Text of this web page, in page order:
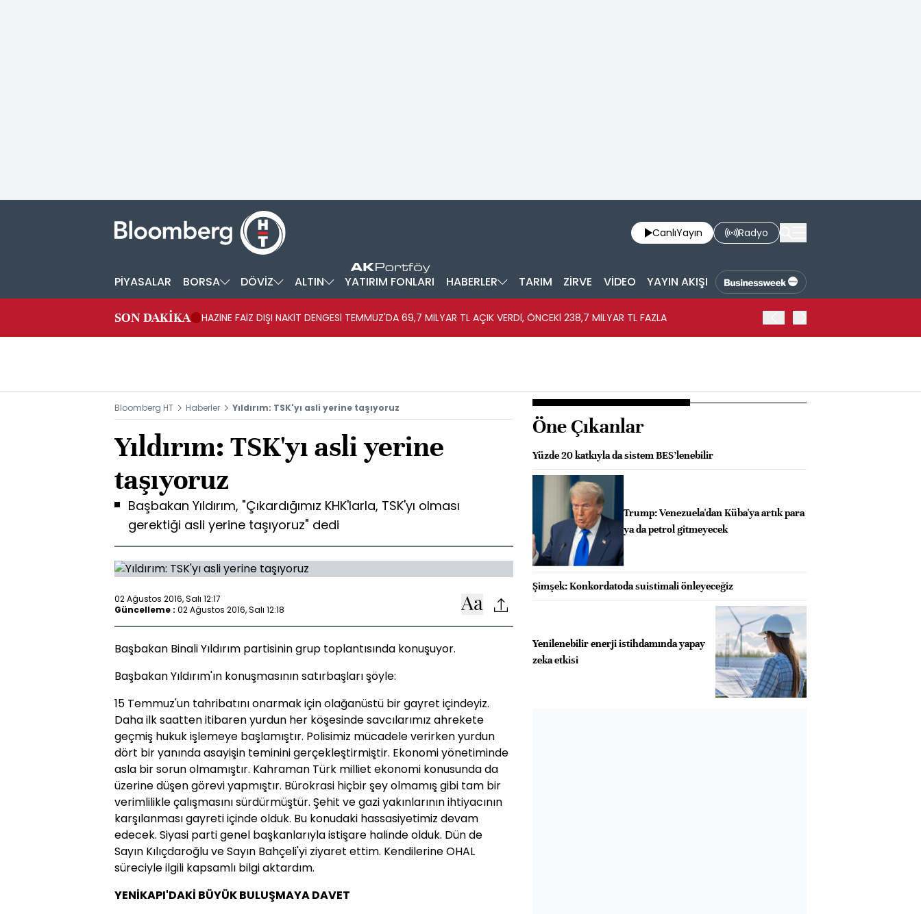
CanlıYayın Radyo
PİYASALAR BORSA DÖVİZ ALTIN YATIRIM FONLARI HABERLER TARIM ZİRVE VİDEO YAYIN AKIŞI
SON DAKİKA HAZİNE FAİZ DIŞI NAKİT DENGESİ TEMMUZ'DA 69,7 MİLYAR TL AÇIK VERDİ, ÖNCEKİ 238,7 MİLYAR TL FAZLA
Bloomberg HT Haberler Yıldırım: TSK'yı asli yerine taşıyoruz
Yıldırım: TSK'yı asli yerine
taşıyoruz
Başbakan Yıldırım, "Çıkardığımız KHK'larla, TSK'yı olması
gerektiği asli yerine taşıyoruz" dedi
02 Ağustos 2016, Salı 12:17
Güncelleme : 02 Ağustos 2016, Salı 12:18
Başbakan Binali Yıldırım partisinin grup toplantısında konuşuyor.
Başbakan Yıldırım'ın konuşmasının satırbaşları şöyle:
15 Temmuz'un tahribatını onarmak için olağanüstü bir gayret içindeyiz.
Daha ilk saatten itibaren yurdun her köşesinde savcılarımız ahrekete
geçmiş hukuk işlemeye başlamıştır. Polisimiz mücadele verirken yurdun
dört bir yanında asayişin teminini gerçekleştirmiştir. Ekonomi yönetiminde
asla bir sorun olmamıştır. Kahraman Türk milliet ekonomi konusunda da
üzerine düşen görevi yapmıştır. Bürokrasi hiçbir şey olmamış gibi tam bir
verimlilikle çalışmasını sürdürmüştür. Şehit ve gazi yakınlarının ihtiyacının
karşılanması gayreti içinde olduk. Bu konudaki hassasiyetimiz devam
edecek. Siyasi parti genel başkanlarıyla istişare halinde olduk. Dün de
Sayın Kılıçdaroğlu ve Sayın Bahçeli'yi ziyaret ettim. Kendilerine OHAL
süreciyle ilgili kapsamlı bilgi aktardım.
YENİKAPI'DAKİ BÜYÜK BULUŞMAYA DAVET
Öne Çıkanlar
Yüzde 20 katkıyla da sistem BES’lenebilir
Trump: Venezuela'dan Küba'ya artık para
ya da petrol gitmeyecek
Şimşek: Konkordatoda suistimali önleyeceğiz
Yenilenebilir enerji istihdamında yapay
zeka etkisi